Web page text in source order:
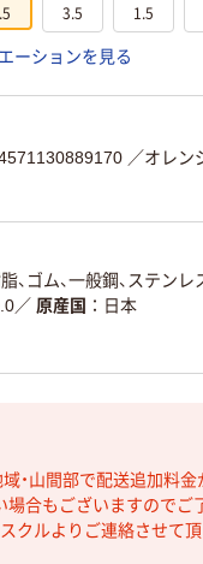
3.5 1.5
ーションを見る
／オレン
、ゴム、一般鋼、ステンレ
／ 原産国
日本
・山間部で配送追加料金
場合もございますのでご
クルよりご連絡させて